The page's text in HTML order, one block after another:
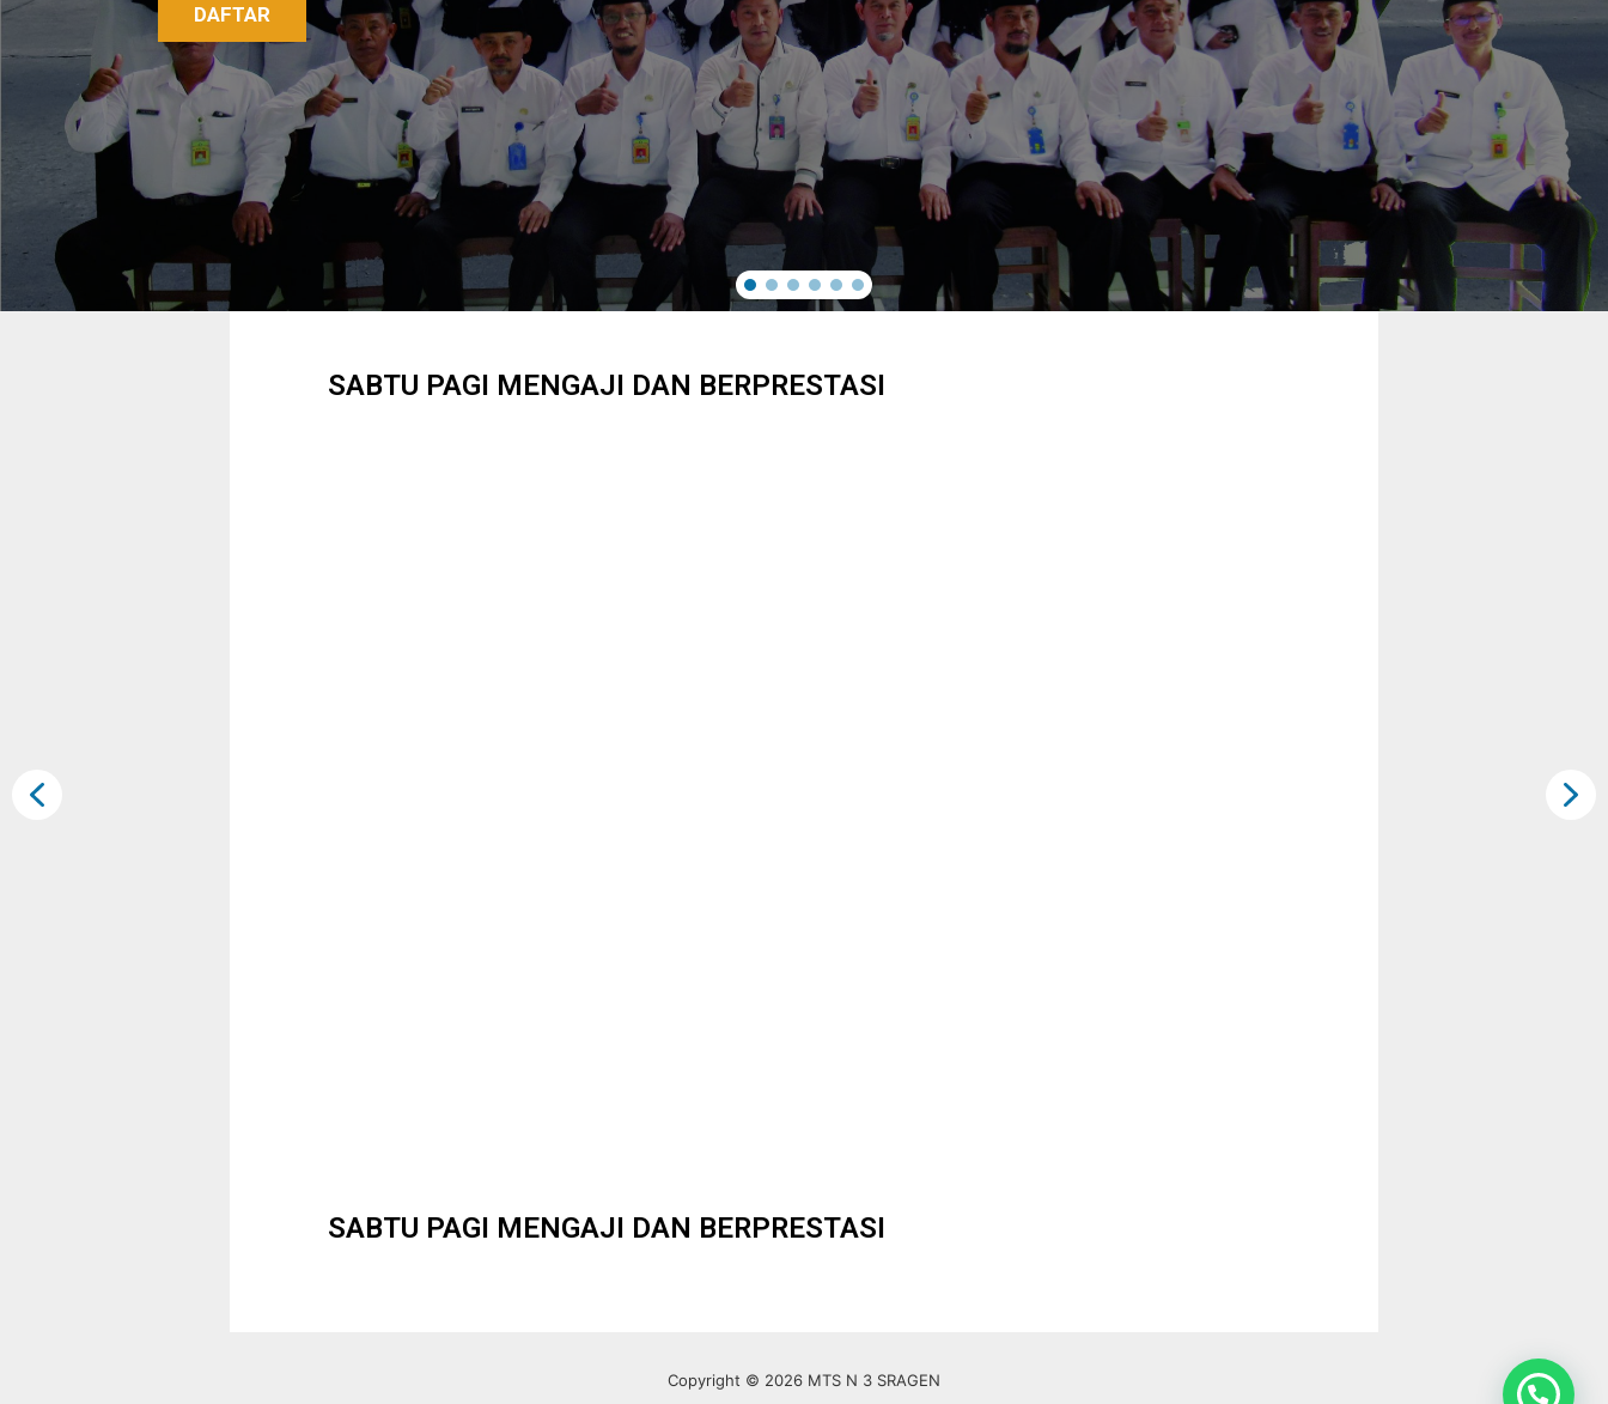
DAFTAR
SABTU PAGI MENGAJI DAN BERPRESTASI
SABTU PAGI MENGAJI DAN BERPRESTASI
Kesiswaan
Piagam/Sertifikat
Uncategorized
Copyright © 2026 MTS N 3 SRAGEN